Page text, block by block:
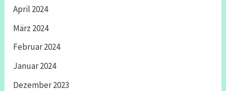
April 2024
März 2024
Februar 2024
Januar 2024
Dezember 2023